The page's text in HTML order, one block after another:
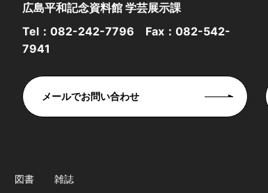
広島平和記念資料館 学芸展示課
Tel： 082-242-7796 Fax：082-542-
7941
メールでお問い合わせ
図書 雑誌